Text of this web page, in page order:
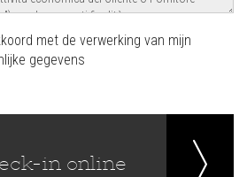
met de verwerking van mijn
gegevens
in online